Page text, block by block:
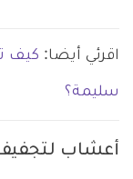
اقرئي أيضا: كيف
سليمة؟
أعشاب